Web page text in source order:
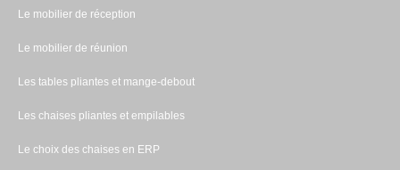
Le mobilier de réception
Le mobilier de réunion
Les tables pliantes et mange-debout
Les chaises pliantes et empilables
Le choix des chaises en ERP